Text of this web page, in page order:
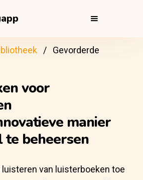
Gevorderde
voor
manier
te beheersen
van luisterboeken toe